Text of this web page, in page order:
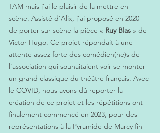
TAM mais j’ai le plaisir de la mettre en
scène. Assisté d’Alix, j’ai proposé en 2020
de porter sur scène la pièce « Ruy Blas » de
Victor Hugo. Ce projet répondait à une
attente assez forte des comédien(ne)s de
l’association qui souhaitaient voir se monter
un grand classique du théâtre français. Avec
le COVID, nous avons dû reporter la
création de ce projet et les répétitions ont
finalement commencé en 2023, pour des
représentations à la Pyramide de Marcy fin